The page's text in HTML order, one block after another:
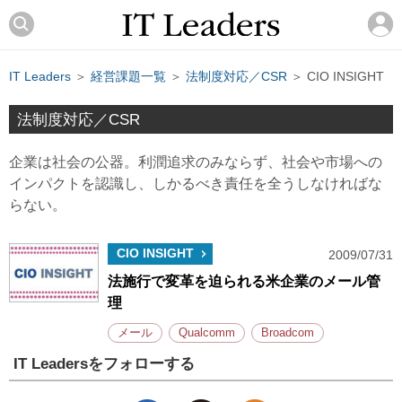
IT Leaders ＞ 経営課題一覧 ＞ 法制度対応／CSR ＞ CIO INSIGHT
法制度対応／CSR
企業は社会の公器。利潤追求のみならず、社会や市場への
インパクトを認識し、しかるべき責任を全うしなければな
らない。
CIO INSIGHT 2009/07/31
法施行で変革を迫られる米企業のメール管
理
メール Qualcomm Broadcom
IT Leadersをフォローする